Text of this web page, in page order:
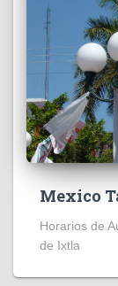
Mexico
Horarios de
de Ixtla